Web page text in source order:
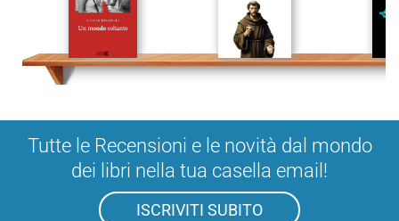
Tutte le Recensioni e le novità dal mondo
dei libri nella tua casella email!
ISCRIVITI SUBITO